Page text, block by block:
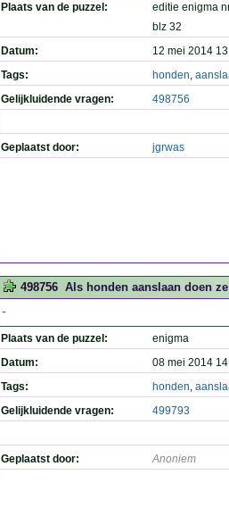
Plaats van de puzzel:
editie enigma
blz 32
Datum:
12 mei 2014
Tags:
honden,
Gelijkluidende vragen:
498756
Geplaatst door: jgrwas
498756 Als honden aanslaan doen
-
Plaats van de puzzel:
enigma
Datum:
08 mei 2014
Tags:
honden,
Gelijkluidende vragen:
499793
Geplaatst door: Anoniem